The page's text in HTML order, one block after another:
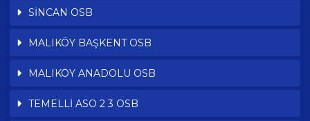
SİNCAN OSB
MALIKÖY BAŞKENT OSB
MALIKÖY ANADOLU OSB
TEMELLİ ASO 2 3 OSB